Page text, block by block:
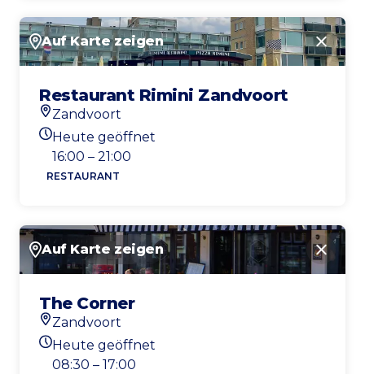
Auf Karte zeigen
Restaurant Rimini Zandvoort
Standort
Zandvoort
Heutigen Öffnungszeiten
Heute geöffnet
16:00 – 21:00
RESTAURANT
Auf Karte zeigen
The Corner
Standort
Zandvoort
Heutigen Öffnungszeiten
Heute geöffnet
08:30 – 17:00